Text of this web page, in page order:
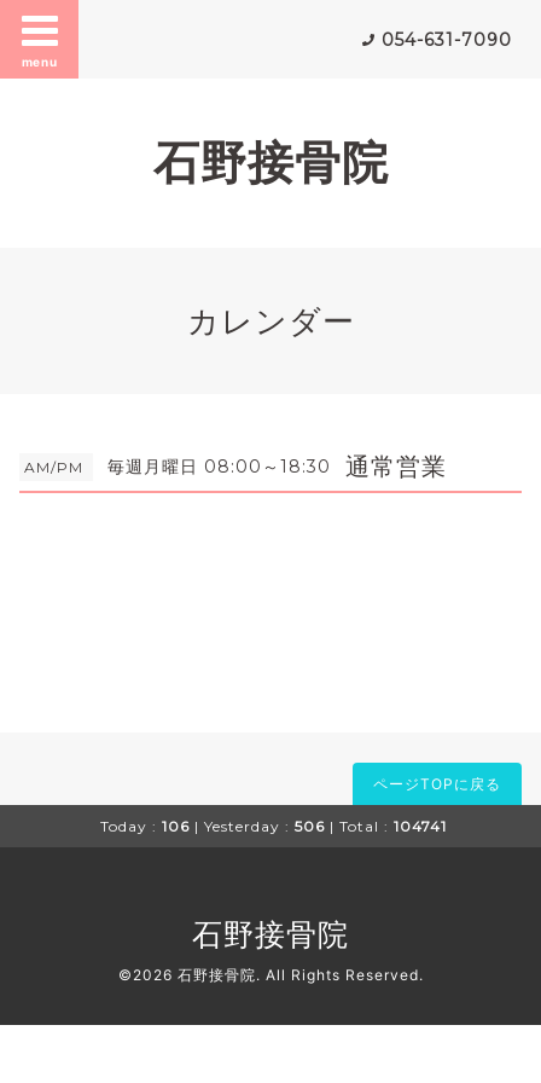
menu
054-631-7090
石野接骨院
カレンダー
AM/PM 毎週月曜日 08:00～18:30 通常営業
ページTOPに戻る
Today : 106 | Yesterday : 506 | Total : 104741
石野接骨院
©2026 石野接骨院. All Rights Reserved.